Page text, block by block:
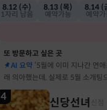
8.12 (수)
1자리 남음
8.13 (목)
예약가능
8.14 (
예약가
또 방문하고 싶은 곳
AI 요약 ‘5월에 이미 지나간 연애
래 의아했는데, 실제로 5월 소개팅
고민했던 사람이 있었어요
4 신당선녀